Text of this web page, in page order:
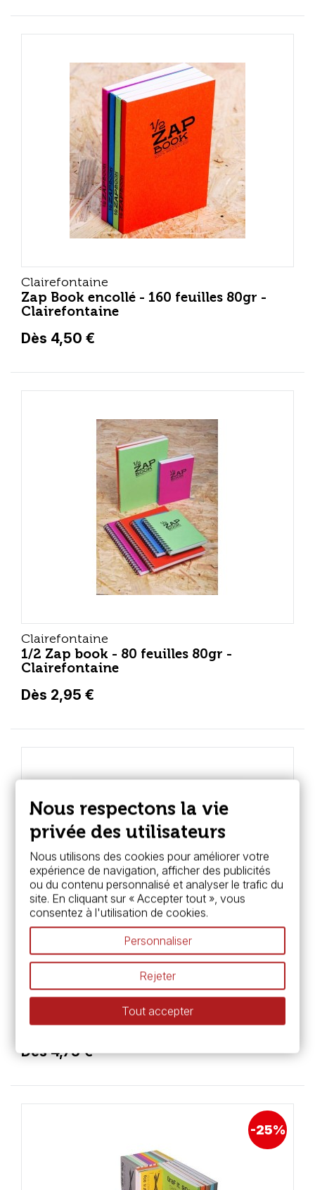
Clairefontaine
Zap Book encollé - 160 feuilles 80gr -
Clairefontaine
Dès 4,50 €
Clairefontaine
1/2 Zap book - 80 feuilles 80gr -
Clairefontaine
Dès 2,95 €
Clairefontaine
Zap Book noir - 160 feuilles 80gr -
Clairefontaine
Dès 4,75 €
-25%
Nous respectons la vie
privée des utilisateurs
Nous utilisons des cookies pour améliorer votre
expérience de navigation, afficher des publicités
ou du contenu personnalisé et analyser le trafic du
site. En cliquant sur « Accepter tout », vous
consentez à l'utilisation de cookies.
Personnaliser
Rejeter
Tout accepter